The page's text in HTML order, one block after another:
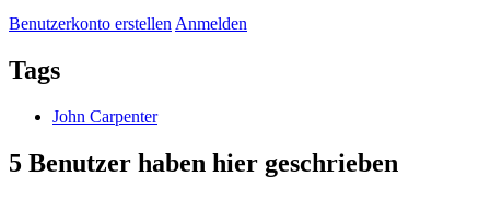
Benutzerkonto erstellenAnmelden
Tags
John Carpenter
5 Benutzer haben hier geschrieben